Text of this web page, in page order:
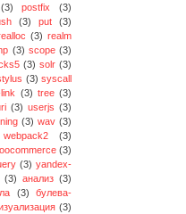
(3) postfix
(3)
(3) put
(3)
(3) realm
(3) scope (3)
(3) solr (3)
(3) syscall
(3) tree (3)
(3) userjs (3)
(3) wav (3)
webpack2
(3)
(3)
(3) yandex-
(3) анализ (3)
(3)
булева-
(3)